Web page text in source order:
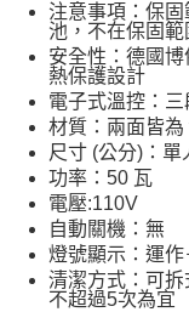
注意事項：保
池，不在保固範
安全性：德國
熱保護設計
電子式溫控：
材質：兩面皆
尺寸 (公分)：
功率：50 瓦
電壓:110V
自動關機：無
燈號顯示：運
清潔方式：可
不超過5次為宜